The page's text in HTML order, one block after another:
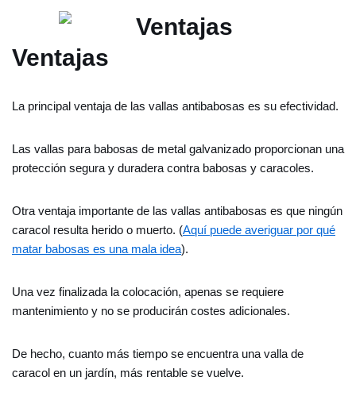
Ventajas
La principal ventaja de las vallas antibabosas es su efectividad.
Las vallas para babosas de metal galvanizado proporcionan una
protección segura y duradera contra babosas y caracoles.
Otra ventaja importante de las vallas antibabosas es que ningún
caracol resulta herido o muerto. (Aquí puede averiguar por qué
matar babosas es una mala idea).
Una vez finalizada la colocación, apenas se requiere
mantenimiento y no se producirán costes adicionales.
De hecho, cuanto más tiempo se encuentra una valla de
caracol en un jardín, más rentable se vuelve.